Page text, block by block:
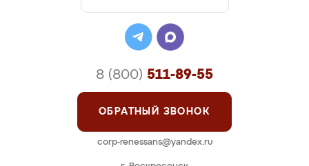
8 (800) 511-89-55
ОБРАТНЫЙ ЗВОНОК
corp-renessans@yandex.ru